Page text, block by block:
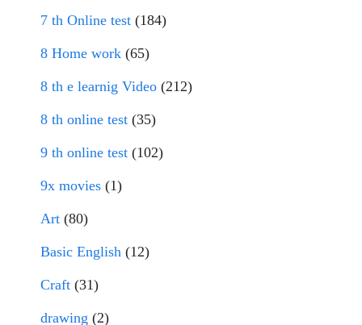
7 th Online test (184)
8 Home work (65)
8 th e learnig Video (212)
8 th online test (35)
9 th online test (102)
9x movies (1)
Art (80)
Basic English (12)
Craft (31)
drawing (2)